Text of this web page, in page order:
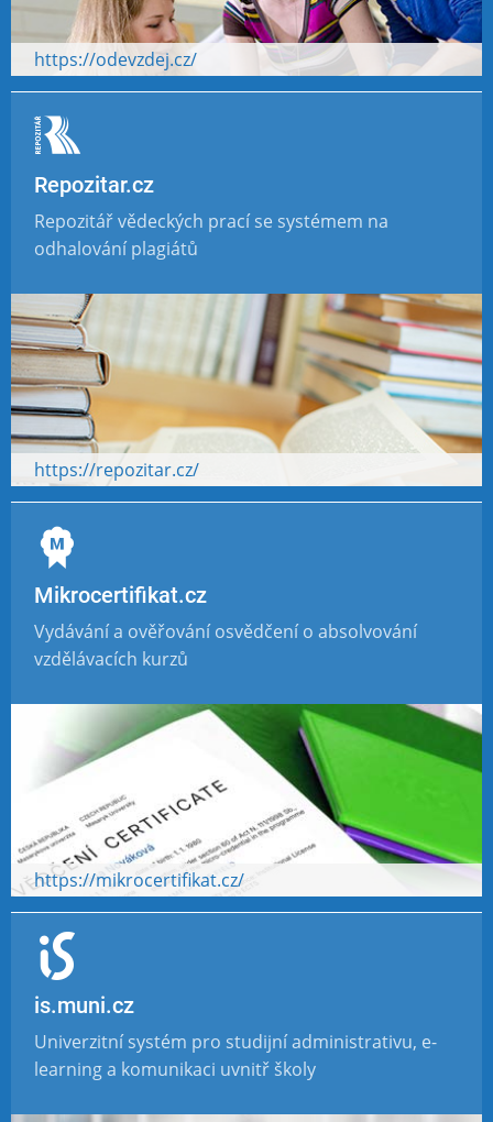
https://odevzdej.cz/
Repozitar.cz
Repozitář vědeckých prací se systémem na
odhalování plagiátů
https://repozitar.cz/
Mikrocertifikat.cz
Vydávání a ověřování osvědčení o absolvování
vzdělávacích kurzů
https://mikrocertifikat.cz/
is.muni.cz
Univerzitní systém pro studijní administrativu, e-
learning a komunikaci uvnitř školy